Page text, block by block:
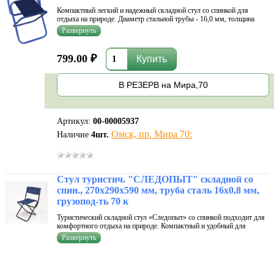
Компактный легкий и надежный складной стул со спинкой для
отдыха на природе. Диаметр стальной трубы - 16,0 мм, толщина
стенки - 1,0 мм. Выдерживает полезную нагрузку до 150 кг. Цвет -
темно-синий. Размеры: 320х340х580 мм.
799.00 ₽
В РЕЗЕРВ на Мира,70
Артикул: 00-00005937
Наличие 4шт. Омск, пр. Мира 70:
Стул туристич. "СЛЕДОПЫТ" складной со
спин., 270х290х590 мм, труба сталь 16х0,8 мм,
грузопод-ть 70 к
Туристический складной стул «Следопыт» со спинкой подходит для
комфортного отдыха на природе. Компактный и удобный для
переноски. Каркас стула изготовлен из прочной стальной трубы,
обеспечивая надёжность и устойчивость конструкции. Стул легко